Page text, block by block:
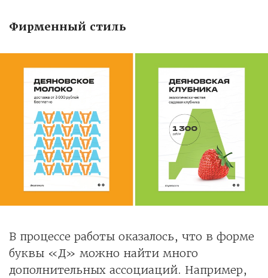
Фирменный стиль
В процессе работы оказалось, что в форме
буквы «Д» можно найти много
дополнительных ассоциаций. Например,